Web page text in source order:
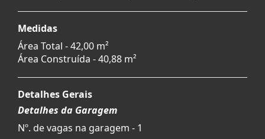
Medidas
Área Total - 42,00 m²
Área Construída - 40,88 m²
Detalhes Gerais
Detalhes da Garagem
Nº. de vagas na garagem - 1